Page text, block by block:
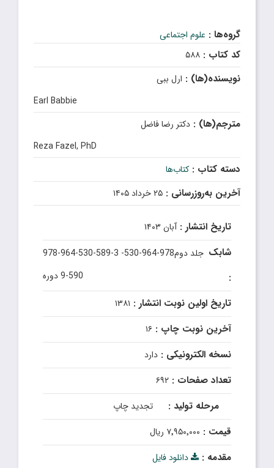
گروه‌ها : علوم اجتماعی
کد کتاب : ۵۸۸
نویسنده(ها) : ارل ببی
Earl Babbie
مترجم(ها) : دکتر رضا فاضل
Reza Fazel, PhD
دسته کتاب : کتاب‌ها
آخرین به‌روزرسانی : ۲۵ خرداد ۱۴۰۵
تاریخ انتشار :آبان ۱۴۰۳
شابک
:
978-964-530-589-3 جلد دوم978-964-530-
590-9 دوره
تاریخ اولین نوبت انتشار : ۱۳۸۱
آخرین نوبت چاپ : ۱۶
نسخه الکترونیکی : دارد
تعداد صفحات : ۶۹۲
مرحله تولید : تجدید چاپ
قیمت : ۷٬۹۵۰٬۰۰۰ ریال
مقدمه :
دانلود فایل